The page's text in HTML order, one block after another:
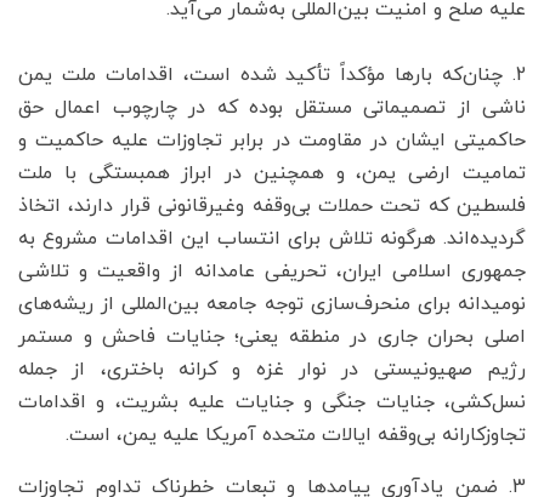
علیه صلح و امنیت بین‌المللی به‌شمار می‌آید.
2. چنان‌که بارها مؤکداً تأکید شده است، اقدامات ملت یمن
ناشی از تصمیماتی مستقل بوده که در چارچوب اعمال حق
حاکمیتی ایشان در مقاومت در برابر تجاوزات علیه حاکمیت و
تمامیت ارضی یمن، و همچنین در ابراز همبستگی با ملت
فلسطین که تحت حملات بی‌وقفه وغیرقانونی قرار دارند، اتخاذ
گردیده‌اند. هرگونه تلاش برای انتساب این اقدامات مشروع به
جمهوری اسلامی ایران، تحریفی عامدانه از واقعیت و تلاشی
نومیدانه برای منحرف‌سازی توجه جامعه بین‌المللی از ریشه‌های
اصلی بحران جاری در منطقه یعنی؛ جنایات فاحش و مستمر
رژیم صهیونیستی در نوار غزه و کرانه باختری، از جمله
نسل‌کشی، جنایات جنگی و جنایات علیه بشریت، و اقدامات
تجاوزکارانه بی‌وقفه ایالات متحده آمریکا علیه یمن، است.
3. ضمن یادآوری پیامدها و تبعات خطرناک تداوم تجاوزات